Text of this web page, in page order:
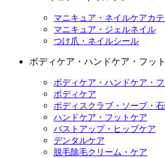
マニキュア・ネイルケアカ
マニキュア・ジェルネイル
つけ爪・ネイルシール
ボディケア・ハンドケア・フッ
ボディケア・ハンドケア・
ボディケア
ボディスクラブ・ソープ・
ハンドケア・フットケア
バストアップ・ヒップケア
デンタルケア
脱毛除毛クリーム・ケア